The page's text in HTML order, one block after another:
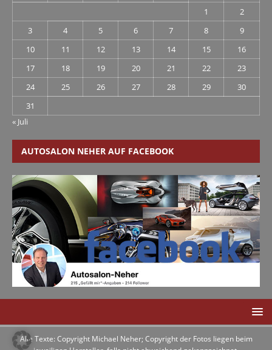
1
2
3
4 5 6 7 8
9
10
11 12 13 14 15
16
17
18 19 20 21 22
23
24
25 26 27 28 29
30
31
« Juli
AUTOSALON NEHER AUF FACEBOOK
Alle Texte: Copyright Michael Neher; Copyright der Fotos liegen beim